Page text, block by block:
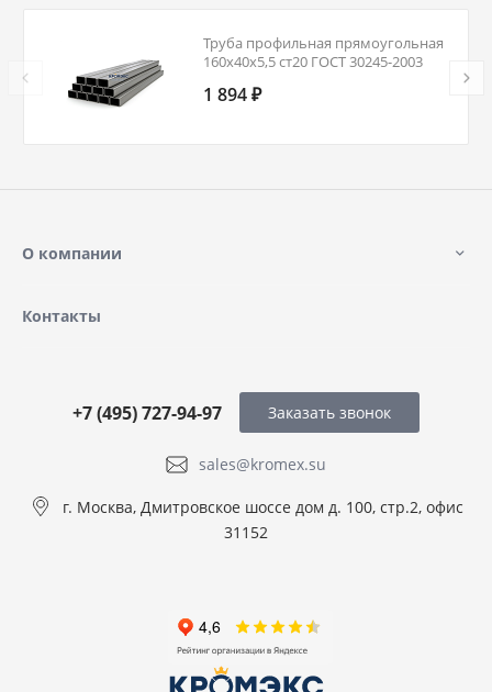
Труба профильная прямоугольная
160х40х5,5 ст20 ГОСТ 30245-2003
1 894 ₽
О компании
Контакты
sales@kromex.su
+7 (495) 727-94-97
г. Москва, Дмитровское шоссе дом д. 100, стр.2, офис
31152
Заказать звонок